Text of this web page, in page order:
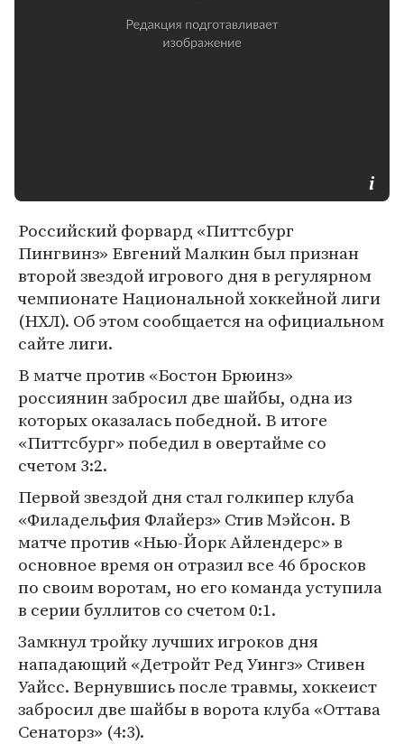
Российский форвард «Питтсбург
Пингвинз» Евгений Малкин был признан
второй звездой игрового дня в регулярном
чемпионате Национальной хоккейной лиги
(НХЛ). Об этом сообщается на официальном
сайте лиги.
В матче против «Бостон Брюинз»
россиянин забросил две шайбы, одна из
которых оказалась победной. В итоге
«Питтсбург» победил в овертайме со
счетом 3:2.
Первой звездой дня стал голкипер клуба
«Филадельфия Флайерз» Стив Мэйсон. В
матче против «Нью-Йорк Айлендерс» в
основное время он отразил все 46 бросков
по своим воротам, но его команда уступила
в серии буллитов со счетом 0:1.
Замкнул тройку лучших игроков дня
нападающий «Детройт Ред Уингз» Стивен
Уайсс. Вернувшись после травмы, хоккеист
забросил две шайбы в ворота клуба «Оттава
Сенаторз» (4:3).